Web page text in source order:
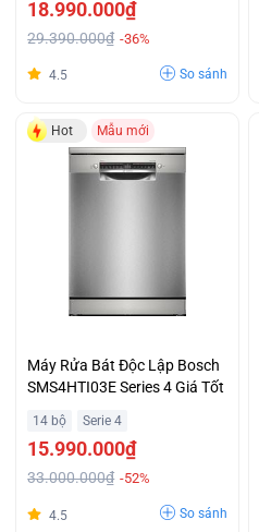
18.990.000₫
29.390.000₫ -36%
4.5 So sánh
Hot Mẫu mới
Máy Rửa Bát Độc Lập Bosch
SMS4HTI03E Series 4 Giá Tốt
14 bộ Serie 4
15.990.000₫
33.000.000₫ -52%
4.5 So sánh